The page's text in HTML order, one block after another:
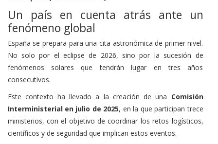
Un país en cuenta atrás ante un
fenómeno global
España se prepara para una cita astronómica de primer nivel.
No solo por el eclipse de 2026, sino por la sucesión de
fenómenos solares que tendrán lugar en tres años
ministerios, con el objetivo de coordinar los retos logísticos,
científicos y de seguridad que implican estos eventos.